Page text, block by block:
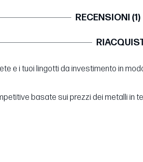
RECENSIONI (1)
e i tuoi lingotti da investimento in
basate sui prezzi dei metalli in